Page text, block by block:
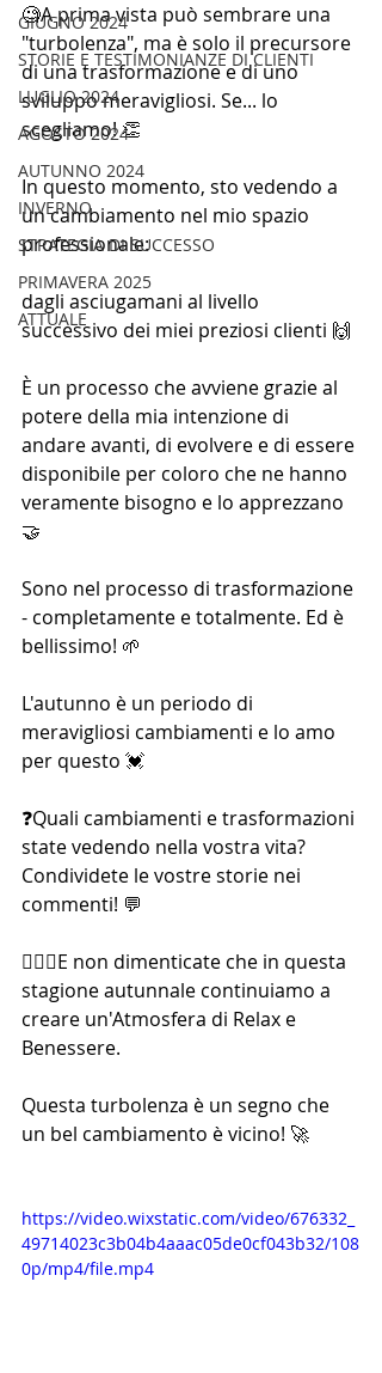
GIUGNO 2024
STORIE E TESTIMONIANZE DI CLIENTI
LUGLIO 2024
AGOSTO 2024
AUTUNNO 2024
INVERNO
STRATEGIA DI SUCCESSO
PRIMAVERA 2025
ATTUALE
🧐A prima vista può sembrare una
"turbolenza", ma è solo il precursore
di una trasformazione e di uno
sviluppo meravigliosi. Se... lo
scegliamo! 👏
In questo momento, sto vedendo a
un cambiamento nel mio spazio
professionale:
dagli asciugamani al livello
successivo dei miei preziosi clienti 🙌
È un processo che avviene grazie al
potere della mia intenzione di
andare avanti, di evolvere e di essere
disponibile per coloro che ne hanno
veramente bisogno e lo apprezzano
🤝
Sono nel processo di trasformazione
- completamente e totalmente. Ed è
bellissimo! 🌱
L'autunno è un periodo di
meravigliosi cambiamenti e lo amo
per questo 💓
❓Quali cambiamenti e trasformazioni
state vedendo nella vostra vita?
Condividete le vostre storie nei
commenti! 💬
🙋🏻‍♀E non dimenticate che in questa
stagione autunnale continuiamo a
creare un'Atmosfera di Relax e
Benessere.
Questa turbolenza è un segno che
un bel cambiamento è vicino! 🚀
https://video.wixstatic.com/video/676332_
49714023c3b04b4aaac05de0cf043b32/108
0p/mp4/file.mp4